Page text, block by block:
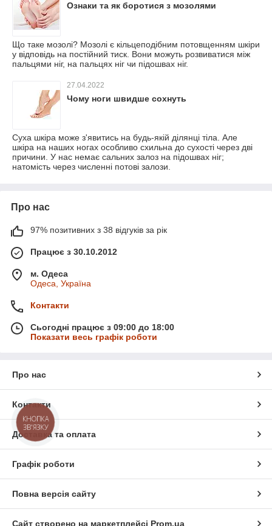
Ознаки та як боротися з мозолями
Що таке мозолі? Мозолі є кільцеподібним потовщенням шкіри
у відповідь на постійний тиск. Вони можуть розвиватися між
пальцями ніг, на пальцях ніг чи підошвах ніг.
27.04.2022
Чому ноги швидше сохнуть
Суха шкіра може з'явитись на будь-якій ділянці тіла. Але
шкіра на наших ногах особливо схильна до сухості через дві
причини. У нас немає сальних залоз на підошвах ніг;
натомість через численні потові залози.
Про нас
97% позитивних з 38 відгуків за рік
Працює з 30.10.2012
м. Одеса
Одеса, Україна
Контакти
Сьогодні працює з 09:00 до 18:00
Показати весь графік роботи
Про нас
Контакти
Доставка та оплата
Графік роботи
Повна версія сайту
Сайт створено на маркетплейсі Prom.ua
КНОПКА
ЗВ'ЯЗКУ